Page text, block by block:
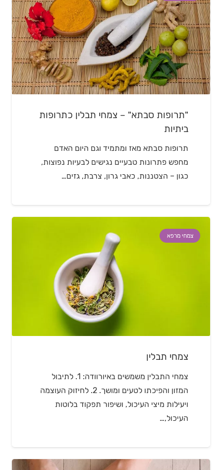
"תרופות סבתא" – צמחי תבלין כתרופות
ביתיות
תרופות סבתא מאז ומתמיד וגם היום האדם
מחפש פתרונות טבעיים נגישים לבעיות נפוצות,
כגון – הצטננות, כאבי גרון, צרבת, גזים…
צמחי מרפא
צמחי תבלין
צמחי התבלין משמשים באיורוודה: 1. לתיבול
המזון והפיכתו לטעים ומושך. 2. לחיזוק העוצמה
ויעילות מיצי העיכול, ושיפור תפקוד בלוטות
העיכול,…